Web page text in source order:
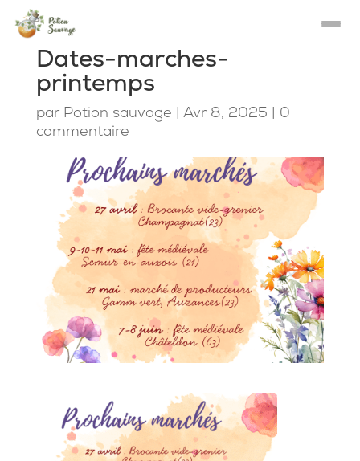
Dates-marches-
printemps
par Potion sauvage | Avr 8, 2025 | 0
commentaire